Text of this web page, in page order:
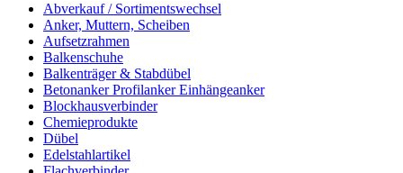
Abverkauf / Sortimentswechsel
Anker, Muttern, Scheiben
Aufsetzrahmen
Balkenschuhe
Balkenträger & Stabdübel
Betonanker Profilanker Einhängeanker
Blockhausverbinder
Chemieprodukte
Dübel
Edelstahlartikel